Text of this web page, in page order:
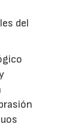
del